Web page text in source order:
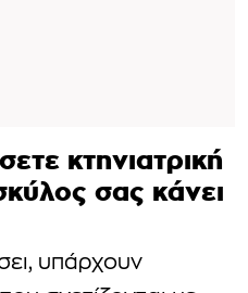
κτηνιατρική
σας κάνει
υπάρχουν